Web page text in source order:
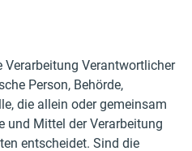
Verantwortlicher
Person, Behörde,
die allein oder gemeinsam
und Mittel der Verarbeitung
entscheidet. Sind die